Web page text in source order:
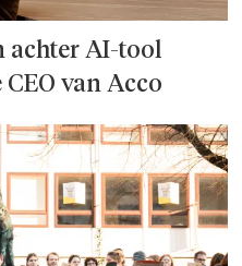
achter AI-tool
van Acco